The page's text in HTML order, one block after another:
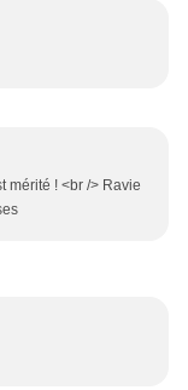
mérité ! <br /> Ravie